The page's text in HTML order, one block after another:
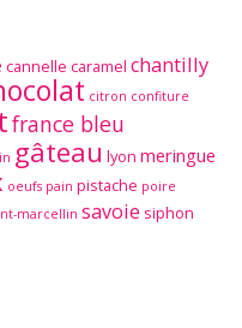
cannelle caramel chantilly
citron confiture
france bleu
gâteau lyon meringue
oeufs pain pistache poire
marcellin savoie siphon